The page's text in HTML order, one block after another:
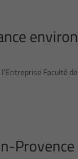
Faculté
Provence